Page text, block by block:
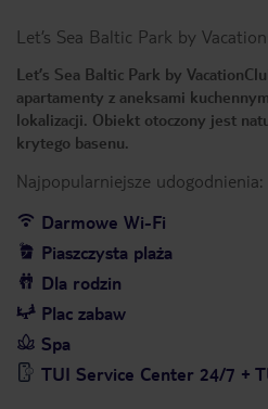
Let’s Sea Baltic Park by
Let’s Sea Baltic Park by
apartamenty z aneksami
lokalizacji. Obiekt otoczony jest
krytego basenu.
Najpopularniejsze udogodnienia:
Darmowe Wi-Fi
Piaszczysta plaża
Dla rodzin
Plac zabaw
Spa
TUI Service Center 24/7 +